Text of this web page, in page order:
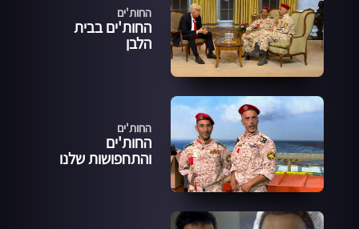
החות'ים
החות'ים בבית
הלבן
החות'ים
החות'ים
והתחפושות שלנו